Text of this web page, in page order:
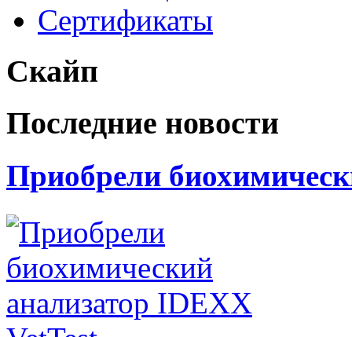
Сертификаты
Скайп
Последние новости
Приобрели